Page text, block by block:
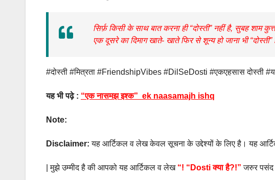
सिर्फ़ किसीके साथबातकरनाही “दोस्ती” नहीं है, सुबह शाम
एक दूसरे का दिमाग खाते- खाते फिर से शून्य हो जाना भी
#दोस्ती #मित्रता #FriendshipVibes #DilSeDosti #एकएहसास दोस्ती
यह भी पढ़े : “एक नासमझ इश्क” ek naasamajh ishq
Note:
Disclaimer: यह आर्टिकल व लेख केवल सूचना के उद्देश्यों के लिए है। यह
| मुझे उम्मीद है की आपको यह आर्टिकल व लेख “! “ Dosti क्या है?!” जरुर पसंद